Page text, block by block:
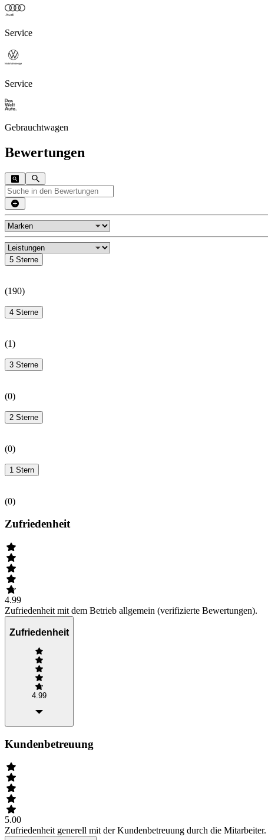
Service
Service
Gebrauchtwagen
Bewertungen
5 Sterne
(190)
4 Sterne
(1)
3 Sterne
(0)
2 Sterne
(0)
1 Stern
(0)
Zufriedenheit
4.99
Zufriedenheit mit dem Betrieb allgemein (verifizierte Bewertungen).
Zufriedenheit
4.99
Kundenbetreuung
5.00
Zufriedenheit generell mit der Kundenbetreuung durch die Mitarbeiter.